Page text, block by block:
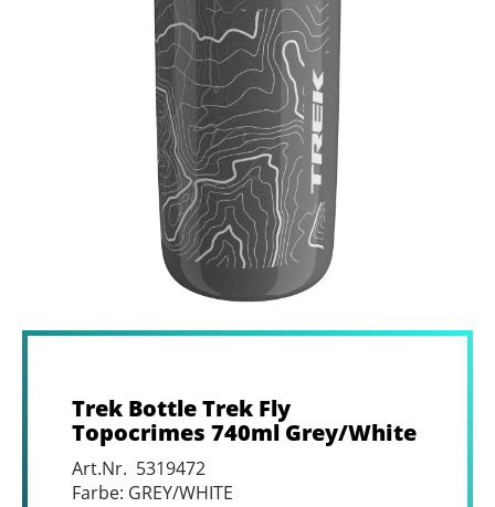
Trek Bottle Trek Fly
Topocrimes 740ml Grey/White
Art.Nr. 5319472
Farbe: GREY/WHITE